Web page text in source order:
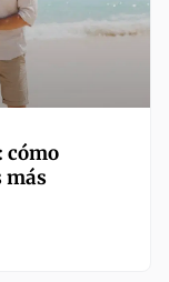
cómo
más